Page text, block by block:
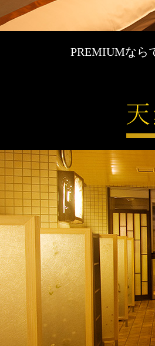
PREMIUMなら